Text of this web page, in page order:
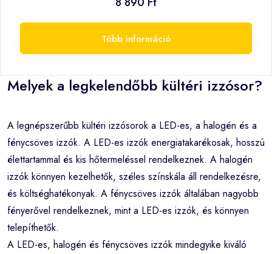
Több információ
Melyek a legkelendőbb kültéri izzósor?
A legnépszerűbb kültéri izzósorok a LED-es, a halogén és a
fénycsöves izzók. A LED-es izzók energiatakarékosak, hosszú
élettartammal és kis hőtermeléssel rendelkeznek. A halogén
izzók könnyen kezelhetők, széles színskála áll rendelkezésre,
és költséghatékonyak. A fénycsöves izzók általában nagyobb
fényerővel rendelkeznek, mint a LED-es izzók, és könnyen
telepíthetők.
A LED-es, halogén és fénycsöves izzók mindegyike kiváló